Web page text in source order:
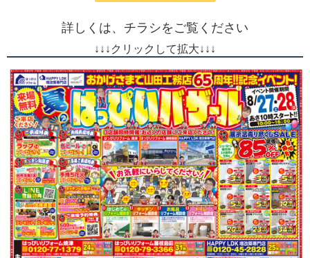
詳しくは、チラシをご覧ください
↓ ↓ ↓ クリックして拡大↓ ↓ ↓